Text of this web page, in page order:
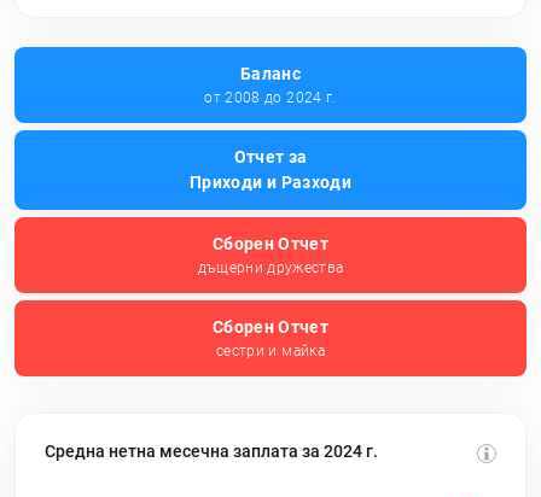
Баланс
от 2008 до 2024 г.
Отчет за
Приходи и Разходи
Сборен Отчет
дъщерни дружества
Сборен Отчет
сестри и майка
Средна нетна месечна заплата за 2024 г.